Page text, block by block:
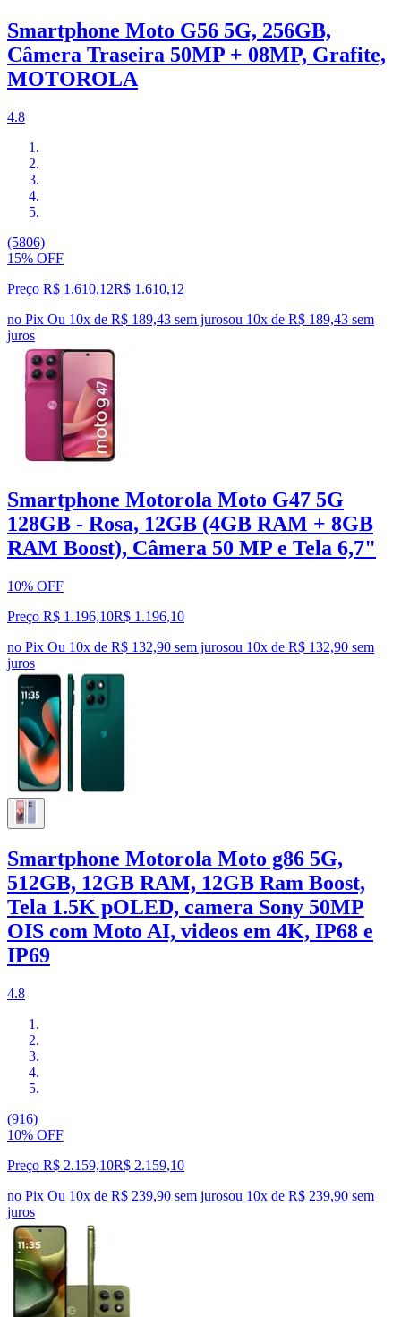
Smartphone Moto G56 5G, 256GB,
Câmera Traseira 50MP + 08MP, Grafite,
MOTOROLA
4.8
(5806)
15% OFF
Preço R$ 1.610,12R$ 1.610,12
no Pix Ou 10x de R$ 189,43 sem jurosou 10x de R$ 189,43 sem
juros
Smartphone Motorola Moto G47 5G
128GB - Rosa, 12GB (4GB RAM + 8GB
RAM Boost), Câmera 50 MP e Tela 6,7"
10% OFF
Preço R$ 1.196,10R$ 1.196,10
no Pix Ou 10x de R$ 132,90 sem jurosou 10x de R$ 132,90 sem
juros
Smartphone Motorola Moto g86 5G,
512GB, 12GB RAM, 12GB Ram Boost,
Tela 1.5K pOLED, camera Sony 50MP
OIS com Moto AI, videos em 4K, IP68 e
IP69
4.8
(916)
10% OFF
Preço R$ 2.159,10R$ 2.159,10
no Pix Ou 10x de R$ 239,90 sem jurosou 10x de R$ 239,90 sem
juros